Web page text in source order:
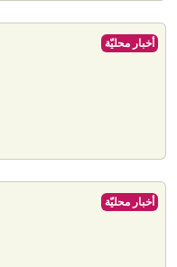
أخبار محليّة
أخبار محليّة